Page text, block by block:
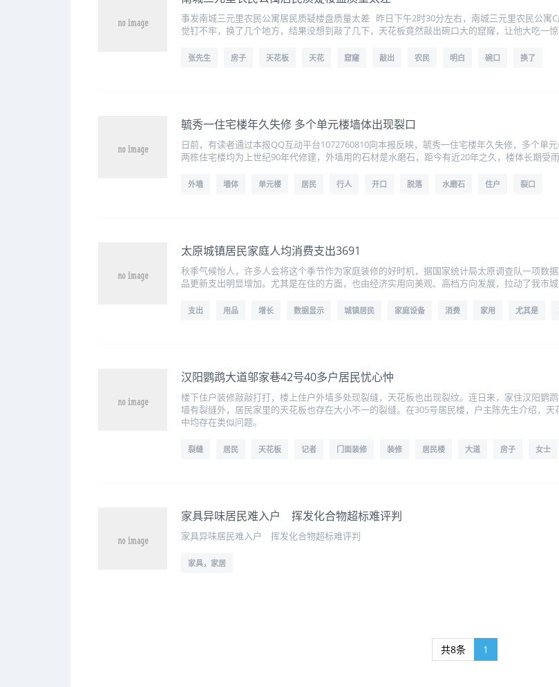
事发南城三元里农民公寓居民质疑楼盘质量太差 昨日下午2时30分左右，南城三元里农民公寓
觉钉不牢，换了几个地方，结果没想到敲了几下，天花板竟然敲出碗口大的窟窿，让他大吃一惊
张先生 房子 天花板 天花 窟窿 敲出 农民 明白 碗口 换了
毓秀一住宅楼年久失修 多个单元楼墙体出现裂口
日前，有读者通过本报QQ互动平台1072760810向本报反映，毓秀一住宅楼年久失修，多个单
两栋住宅楼均为上世纪90年代修建，外墙用的石材是水磨石，距今有近20年之久，楼体长期受
外墙 墙体 单元楼 居民 行人 开口 脱落 水磨石 住户 裂口
太原城镇居民家庭人均消费支出3691
秋季气候怡人，许多人会将这个季节作为家庭装修的好时机，据国家统计局太原调查队一项数
品更新支出明显增加。尤其是在住的方面，也由经济实用向美观、高档方向发展，拉动了我市城
支出 用品 增长 数据显示 城镇居民 家庭设备 消费 家用 尤其是
汉阳鹦鹉大道邬家巷42号40多户居民忧心忡
楼下住户装修敲敲打打，楼上住户外墙多处现裂缝，天花板也出现裂纹。连日来，家住汉阳鹦
墙有裂缝外，居民家里的天花板也存在大小不一的裂缝。在305号居民楼，户主陈先生介绍，
中均存在类似问题。
裂缝 居民 天花板 记者 门面装修 装修 居民楼 大道 房子 女士
家具异味居民难入户 挥发化合物超标难评判
家具异味居民难入户 挥发化合物超标难评判
家具，家居
共8条 1